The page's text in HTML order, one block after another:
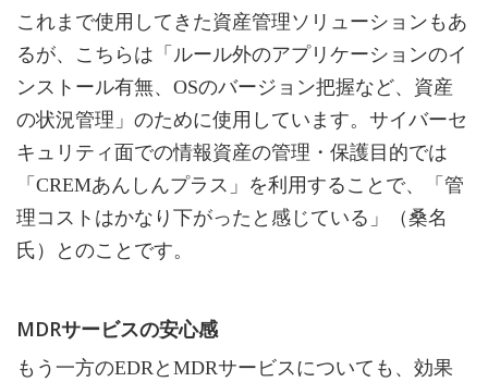
これまで使用してきた資産管理ソリューションもあ
るが、こちらは「ルール外のアプリケーションのイ
ンストール有無、OSのバージョン把握など、資産
の状況管理」のために使用しています。サイバーセ
キュリティ面での情報資産の管理・保護目的では
「CREMあんしんプラス」を利用することで、「管
理コストはかなり下がったと感じている」（桑名
氏）とのことです。
MDRサービスの安心感
もう一方のEDRとMDRサービスについても、効果